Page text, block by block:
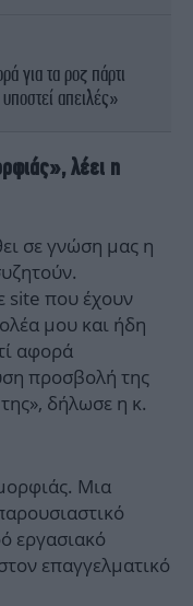
για τα ροζ πάρτι
απειλές»
λέει η
σε γνώση μας η
site που έχουν
μου και ήδη
αφορά
προσβολή της
δήλωσε η κ.
Μια
εργασιακό
επαγγελματικό